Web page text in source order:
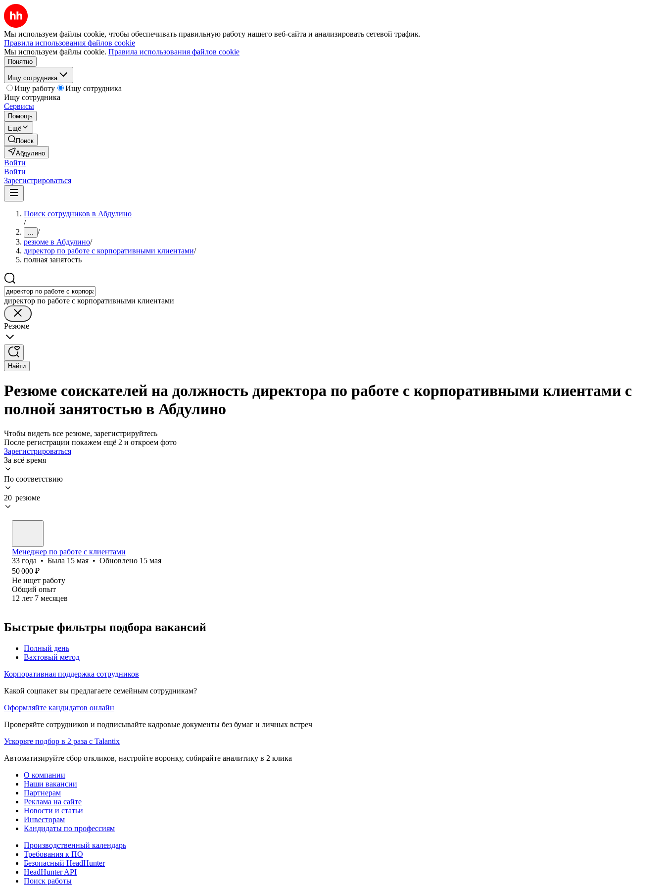
Мы используем файлы cookie, чтобы обеспечивать правильную работу нашего веб-сайта и анализировать сетевой трафик.
Правила использования файлов cookie
Мы используем файлы cookie. Правила использования файлов cookie
Понятно
Ищу сотрудника
Ищу работу
Ищу сотрудника
Ищу сотрудника
Сервисы
Помощь
Ещё
Поиск
Абдулино
Войти
Войти
Зарегистрироваться
Поиск сотрудников в Абдулино
/
... /
резюме в Абдулино/
директор по работе с корпоративными клиентами/
полная занятость
директор по работе с корпоративными клиентами
Резюме
Найти
Резюме соискателей на должность директора по работе с корпоративными клиентами с
полной занятостью в Абдулино
Чтобы видеть все резюме, зарегистрируйтесь
После регистрации покажем ещё 2 и откроем фото
Зарегистрироваться
За всё время
По соответствию
20 резюме
Менеджер по работе с клиентами
33 года • Была 15 мая • Обновлено 15 мая
50 000 ₽
Не ищет работу
Общий опыт
12 лет 7 месяцев
Быстрые фильтры подбора вакансий
Полный день
Вахтовый метод
Корпоративная поддержка сотрудников
Какой соцпакет вы предлагаете семейным сотрудникам?
Оформляйте кандидатов онлайн
Проверяйте сотрудников и подписывайте кадровые документы без бумаг и личных встреч
Ускорьте подбор в 2 раза с Talantix
Автоматизируйте сбор откликов, настройте воронку, собирайте аналитику в 2 клика
О компании
Наши вакансии
Партнерам
Реклама на сайте
Новости и статьи
Инвесторам
Кандидаты по профессиям
Производственный календарь
Требования к ПО
Безопасный HeadHunter
HeadHunter API
Поиск работы